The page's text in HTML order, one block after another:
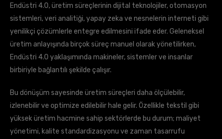
Endüstri 4.0, üretim süreçlerinin dijital teknolojiler, otomasyon
sistemleri, veri analitiği, yapay zeka ve nesnelerin interneti gibi
yenilikçi çözümlerle entegre edilmesini ifade eder. Geleneksel
üretim anlayışında birçok süreç manuel olarak yönetilirken,
Endüstri 4.0 yaklaşımında makineler, sistemler ve insanlar
birbiriyle bağlantılı şekilde çalışır.
Bu dönüşüm sayesinde üretim süreçleri daha ölçülebilir,
izlenebilir ve optimize edilebilir hale gelir. Özellikle tekstil gibi
yüksek üretim hacmine sahip sektörlerde bu durum; maliyet
yönetimi, kalite standardizasyonu ve zaman tasarrufu